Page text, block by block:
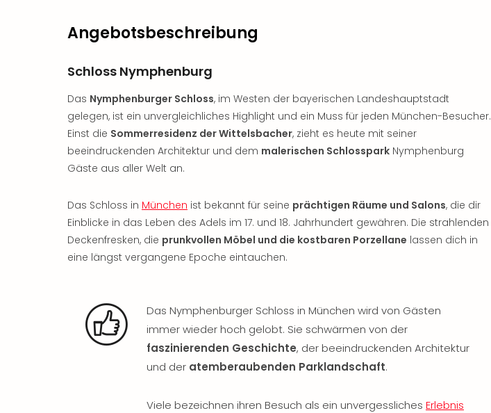
Angebotsbeschreibung
Schloss Nymphenburg
Das Nymphenburger Schloss, im Westen der bayerischen Landeshauptstadt
gelegen, ist ein unvergleichliches Highlight und ein Muss für jeden München-Besucher.
Einst die Sommerresidenz der Wittelsbacher, zieht es heute mit seiner
beeindruckenden Architektur und dem malerischen Schlosspark Nymphenburg
Gäste aus aller Welt an.
Das Schloss in München ist bekannt für seine prächtigen Räume und Salons, die dir
Einblicke in das Leben des Adels im 17. und 18. Jahrhundert gewähren. Die strahlenden
Deckenfresken, die prunkvollen Möbel und die kostbaren Porzellane lassen dich in
eine längst vergangene Epoche eintauchen.
Das Nymphenburger Schloss in München wird von Gästen
immer wieder hoch gelobt. Sie schwärmen von der
faszinierenden Geschichte, der beeindruckenden Architektur
und der atemberaubenden Parklandschaft.
Viele bezeichnen ihren Besuch als ein unvergessliches Erlebnis